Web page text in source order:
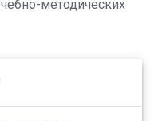
методических